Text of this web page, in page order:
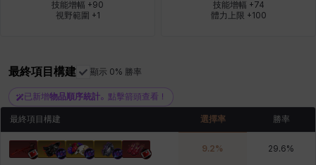
阿爾達 雪琳
技能增幅 +90
視野範圍 +1
技能增幅 +74
體力上限 +100
最終項目構建 顯示 0% 勝率
已新增物品順序統計。點擊箭頭查看！
最終項目構建 選擇率 勝率
9.2% 29.6%